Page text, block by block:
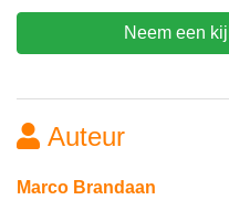
Neem een
Auteur
Marco Brandaan